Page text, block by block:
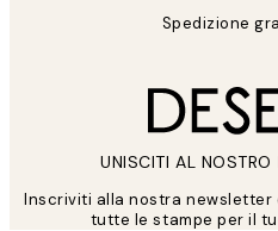
Spedizione
UNISCITI AL
Inscriviti alla nostra newsletter
tutte le stampe per il